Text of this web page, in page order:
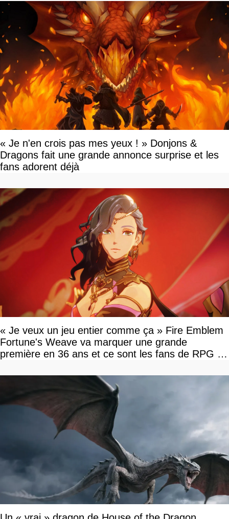
« Je n'en crois pas mes yeux ! » Donjons &
Dragons fait une grande annonce surprise et les
fans adorent déjà
« Je veux un jeu entier comme ça » Fire Emblem
Fortune's Weave va marquer une grande
première en 36 ans et ce sont les fans de RPG en